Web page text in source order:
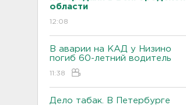
области
12:08
В аварии на КАД у Низино
погиб 60-летний водитель
11:38
Дело табак. В Петербурге